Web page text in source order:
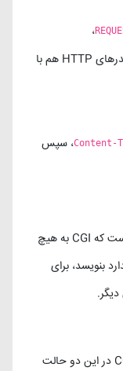
،
. هدرهای HTTP هم با
Content-، سپس
مستند شده است. نکته‌ی مهم این است که CGI به هیچ
بنویسد، برای
در طراحی یک فرم وب باید مشخص شود داده‌ها به چه آدرسی و با کدام متد ارسال می‌شوند. رفتار CGI در این دو حالت